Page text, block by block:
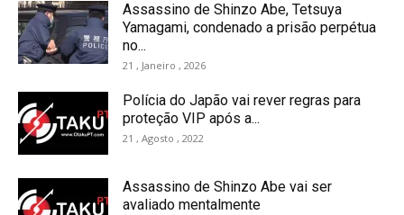
Assassino de Shinzo Abe, Tetsuya
Yamagami, condenado a prisão perpétua
no...
21 , Janeiro , 2026
Polícia do Japão vai rever regras para
proteção VIP após a...
21 , Agosto , 2022
Assassino de Shinzo Abe vai ser
avaliado mentalmente